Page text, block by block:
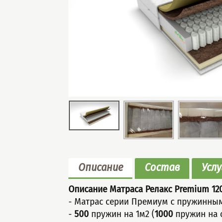
Описание Состав
Описание Матраса Релакс Premium
- Матрaс серии Премиум c
- 500пружин на 1м2 (1000пружин на